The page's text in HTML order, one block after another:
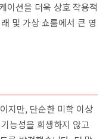
이션을 더욱 상호 작용적
및 가상 쇼룸에서 큰 영
지만, 단순한 미학 이상
능성을 희생하지 않고